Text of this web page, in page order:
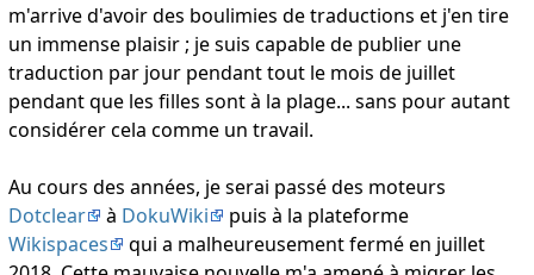
m'arrive d'avoir des boulimies de traductions et j'en tire
un immense plaisir ; je suis capable de publier une
traduction par jour pendant tout le mois de juillet
pendant que les filles sont à la plage... sans pour autant
considérer cela comme un travail.
Au cours des années, je serai passé des moteurs
Dotclear
à DokuWiki
puis à la plateforme
Wikispaces
qui a malheureusement fermé en juillet